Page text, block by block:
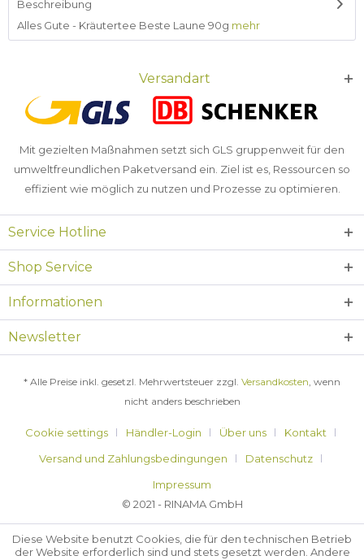
Beschreibung
Alles Gute - Kräutertee Beste Laune 90g mehr
Versandart
Mit gezielten Maßnahmen setzt sich GLS gruppenweit für den
umweltfreundlichen Paketversand ein. Ziel ist es, Ressourcen so
effizient wie möglich zu nutzen und Prozesse zu optimieren.
Service Hotline
Shop Service
Informationen
Newsletter
* Alle Preise inkl. gesetzl. Mehrwertsteuer zzgl. Versandkosten, wenn
nicht anders beschrieben
Cookie settings Händler-Login Über uns
Kontakt
Versand und Zahlungsbedingungen
Datenschutz
Impressum
© 2021 - RINAMA GmbH
Diese Website benutzt Cookies, die für den technischen Betrieb
der Website erforderlich sind und stets gesetzt werden. Andere